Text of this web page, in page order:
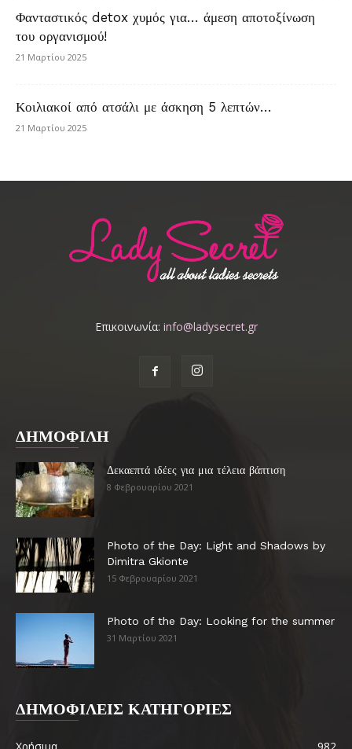
Φανταστικός detox χυμός για… άμεση αποτοξίνωση
του οργανισμού!
21 Μαρτίου 2025
Κοιλιακοί από ατσάλι με άσκηση 5 λεπτών…
21 Μαρτίου 2025
Επικοινωνία: info@ladysecret.gr
ΔΗΜΟΦΙΛΗ
Δεκαεπτά ιδέες για μια τέλεια βάπτιση
8 Φεβρουαρίου 2021
Photo of the Day: Light and Shadows by
Dimitra Gkionte
15 Φεβρουαρίου 2021
Photo of the Day: Looking for the summer
31 Μαρτίου 2021
ΔΗΜΟΦΙΛΕΙΣ ΚΑΤΗΓΟΡΙΕΣ
Χρήσιμα 982